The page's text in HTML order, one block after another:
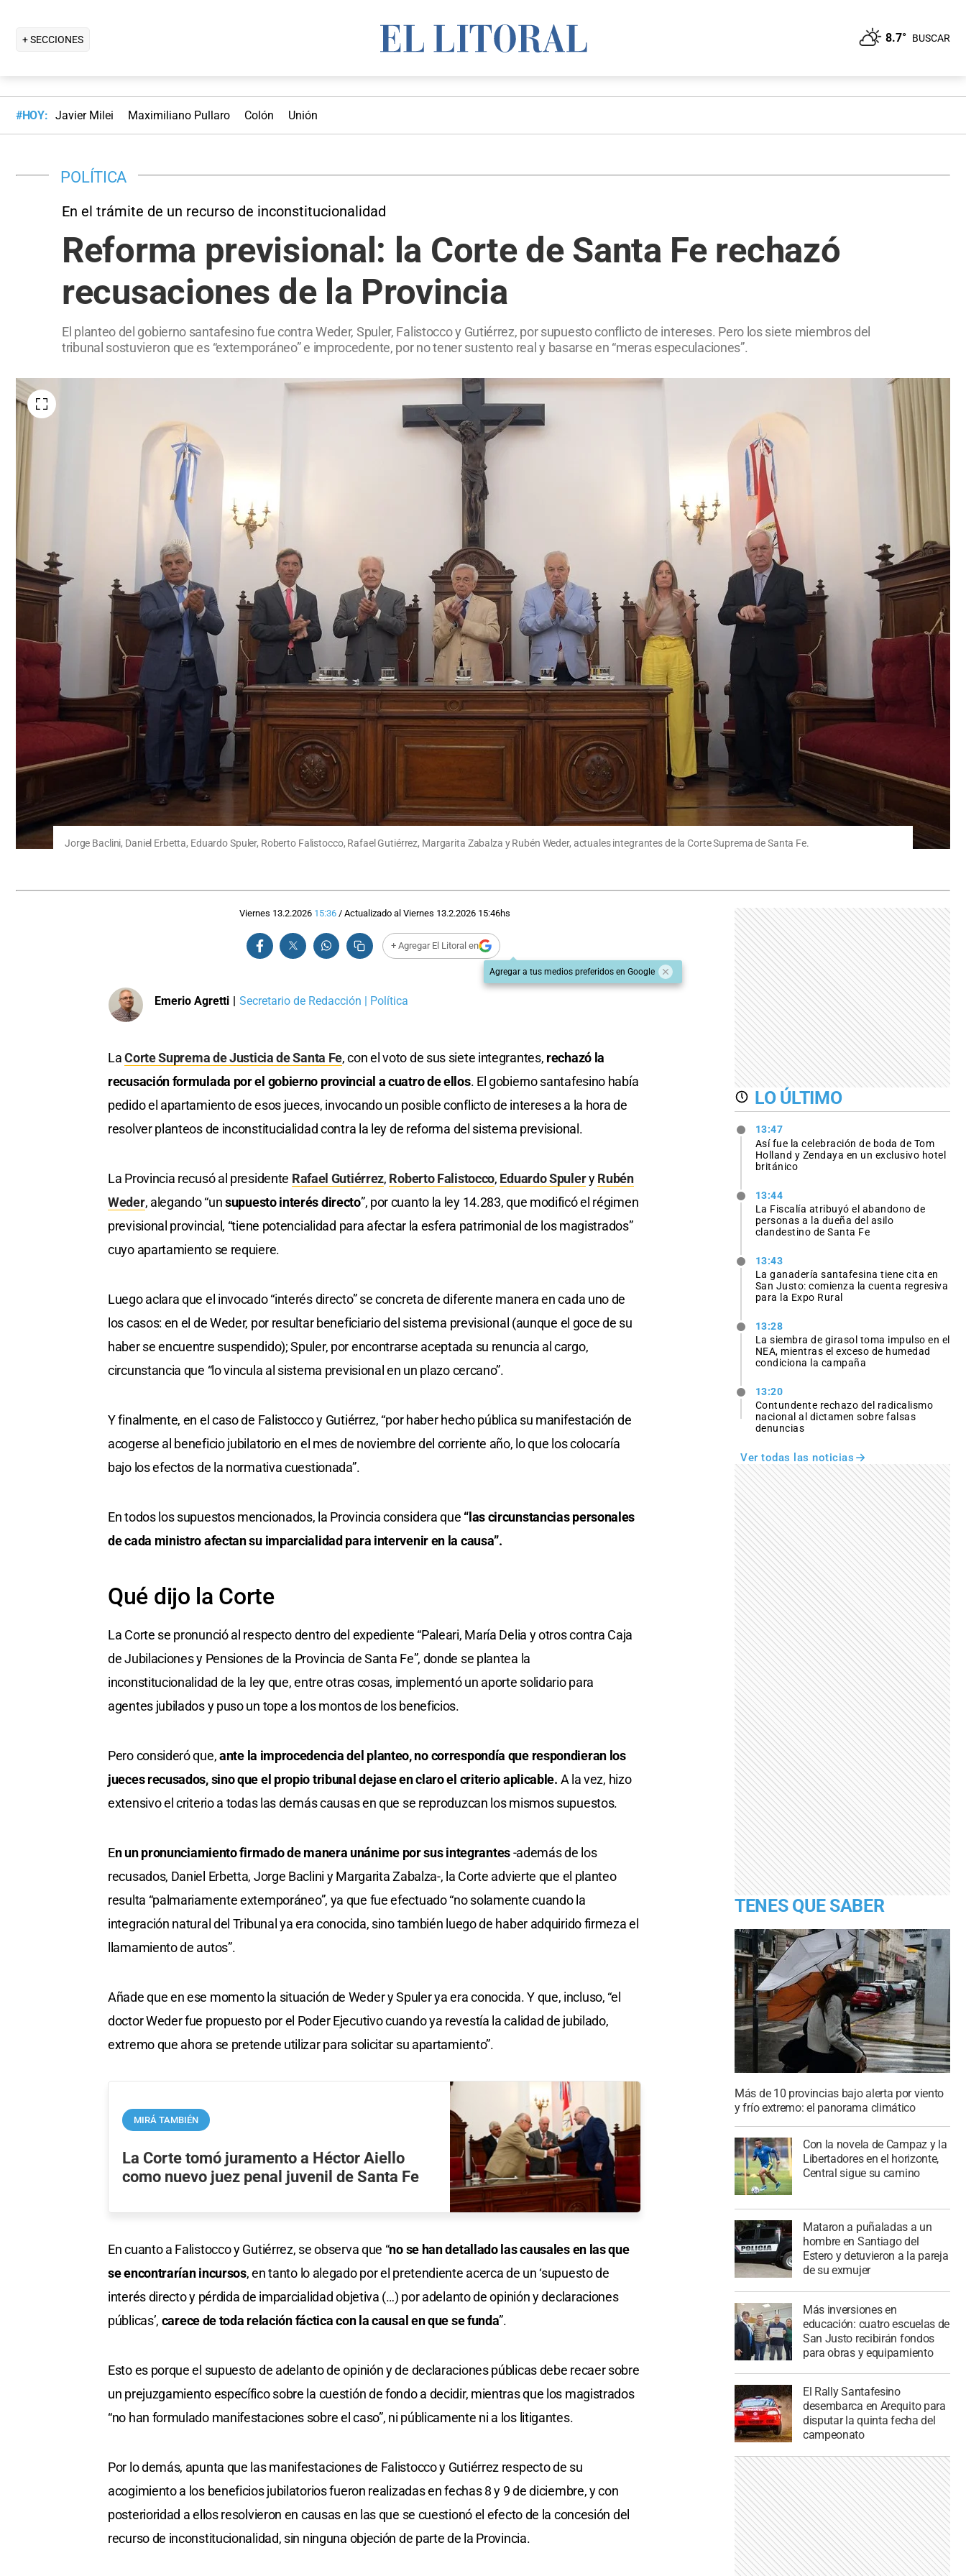
+ SECCIONES 8.7° BUSCAR
#HOY: Javier Milei Maximiliano Pullaro Colón Unión
POLÍTICA
En el trámite de un recurso de inconstitucionalidad
Reforma previsional: la Corte de Santa Fe rechazó
recusaciones de la Provincia
El planteo del gobierno santafesino fue contra Weder, Spuler, Falistocco y Gutiérrez, por supuesto conflicto de intereses. Pero los siete miembros del
tribunal sostuvieron que es “extemporáneo” e improcedente, por no tener sustento real y basarse en “meras especulaciones”.
Jorge Baclini, Daniel Erbetta, Eduardo Spuler, Roberto Falistocco, Rafael Gutiérrez, Margarita Zabalza y Rubén Weder, actuales integrantes de la Corte Suprema de Santa Fe.
Viernes 13.2.2026 15:36/ Actualizado al Viernes 13.2.2026 15:46hs
+ Agregar El Litoral en
Agregar a tus medios preferidos en Google
Emerio Agretti | Secretario de Redacción | Política
LaCorte Suprema de Justicia de Santa Fe, con el voto de sus siete integrantes, rechazó la
recusación formulada por el gobierno provincial a cuatro de ellos. El gobierno santafesino había
pedido el apartamiento de esos jueces, invocando un posible conflicto de intereses a la hora de
resolver planteos de inconstitucialidad contra la ley de reforma del sistema previsional.
La Provincia recusó al presidente Rafael Gutiérrez, Roberto Falistocco, Eduardo SpuleryRubén
Weder, alegando “unsupuesto interés directo”, por cuanto la ley 14.283, que modificó el régimen
previsional provincial, “tiene potencialidad para afectar la esfera patrimonial de los magistrados”
cuyo apartamiento se requiere.
Luego aclara que el invocado “interés directo” se concreta de diferente manera en cada uno de
los casos: en el de Weder, por resultar beneficiario del sistema previsional (aunque el goce de su
haber se encuentre suspendido); Spuler, por encontrarse aceptada su renuncia al cargo,
circunstancia que “lo vincula al sistema previsional en un plazo cercano”.
Y finalmente, en el caso de Falistocco y Gutiérrez, “por haber hecho pública su manifestación de
acogerse al beneficio jubilatorio en el mes de noviembre del corriente año, lo que los colocaría
bajo los efectos de la normativa cuestionada”.
En todos los supuestos mencionados, la Provincia considera que “las circunstancias personales
de cada ministro afectan su imparcialidad para intervenir en la causa”.
Qué dijo la Corte
La Corte se pronunció al respecto dentro del expediente “Paleari, María Delia y otros contra Caja
de Jubilaciones y Pensiones de la Provincia de Santa Fe”, donde se plantea la
inconstitucionalidad de la ley que, entre otras cosas, implementó un aporte solidario para
agentes jubilados y puso un tope a los montos de los beneficios.
Pero consideró que,ante la improcedencia del planteo, no correspondía que respondieran los
jueces recusados, sino que el propio tribunal dejase en claro el criterio aplicable. A la vez, hizo
extensivo el criterio a todas las demás causas en que se reproduzcan los mismos supuestos.
En un pronunciamiento firmado de manera unánime por sus integrantes-además de los
recusados, Daniel Erbetta, Jorge Baclini y Margarita Zabalza-, la Corte advierte que el planteo
resulta “palmariamente extemporáneo”, ya que fue efectuado “no solamente cuando la
integración natural del Tribunal ya era conocida, sino también luego de haber adquirido firmeza el
llamamiento de autos”.
Añade que en ese momento la situación de Weder y Spuler ya era conocida. Y que, incluso, “el
doctor Weder fue propuesto por el Poder Ejecutivo cuando ya revestía la calidad de jubilado,
extremo que ahora se pretende utilizar para solicitar su apartamiento”.
MIRÁ TAMBIÉN
La Corte tomó juramento a Héctor Aiello
como nuevo juez penal juvenil de Santa Fe
En cuanto a Falistocco y Gutiérrez, se observa que “no se han detallado las causales en las que
se encontrarían incursos, en tanto lo alegado por el pretendiente acerca de un ‘supuesto de
interés directo y pérdida de imparcialidad objetiva (…) por adelanto de opinión y declaraciones
públicas’, carece de toda relación fáctica con la causal en que se funda”.
Esto es porque el supuesto de adelanto de opinión y de declaraciones públicas debe recaer sobre
un prejuzgamiento específico sobre la cuestión de fondo a decidir, mientras que los magistrados
“no han formulado manifestaciones sobre el caso”, ni públicamente ni a los litigantes.
Por lo demás, apunta que las manifestaciones de Falistocco y Gutiérrez respecto de su
acogimiento a los beneficios jubilatorios fueron realizadas en fechas 8 y 9 de diciembre, y con
posterioridad a ellos resolvieron en causas en las que se cuestionó el efecto de la concesión del
recurso de inconstitucionalidad, sin ninguna objeción de parte de la Provincia.
LO ÚLTIMO
13:47
Así fue la celebración de boda de Tom
Holland y Zendaya en un exclusivo hotel
británico
13:44
La Fiscalía atribuyó el abandono de
personas a la dueña del asilo
clandestino de Santa Fe
13:43
La ganadería santafesina tiene cita en
San Justo: comienza la cuenta regresiva
para la Expo Rural
13:28
La siembra de girasol toma impulso en el
NEA, mientras el exceso de humedad
condiciona la campaña
13:20
Contundente rechazo del radicalismo
nacional al dictamen sobre falsas
denuncias
Ver todas las noticias
TENES QUE SABER
Más de 10 provincias bajo alerta por viento
y frío extremo: el panorama climático
Con la novela de Campaz y la
Libertadores en el horizonte,
Central sigue su camino
Mataron a puñaladas a un
hombre en Santiago del
Estero y detuvieron a la pareja
de su exmujer
Más inversiones en
educación: cuatro escuelas de
San Justo recibirán fondos
para obras y equipamiento
El Rally Santafesino
desembarca en Arequito para
disputar la quinta fecha del
campeonato